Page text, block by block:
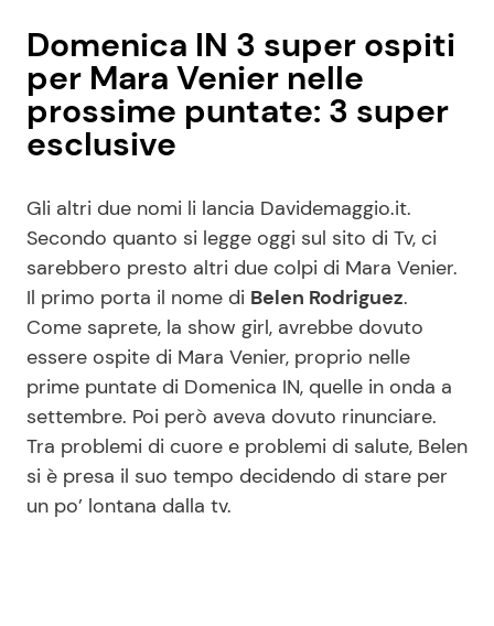
Domenica IN 3 super ospiti
per Mara Venier nelle
prossime puntate: 3 super
esclusive
Gli altri due nomi li lancia Davidemaggio.it.
Secondo quanto si legge oggi sul sito di Tv, ci
sarebbero presto altri due colpi di Mara Venier.
Il primo porta il nome di Belen Rodriguez.
Come saprete, la show girl, avrebbe dovuto
essere ospite di Mara Venier, proprio nelle
prime puntate di Domenica IN, quelle in onda a
settembre. Poi però aveva dovuto rinunciare.
Tra problemi di cuore e problemi di salute, Belen
si è presa il suo tempo decidendo di stare per
un po’ lontana dalla tv.